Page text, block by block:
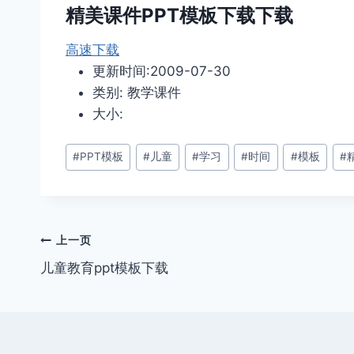
精美课件PPT模板下载下载
高速下载
更新时间:2009-07-30
类别: 教学课件
大小:
文
章
#PPT模板 #儿童 #学习 #时间 #模板 #
文
章
上一页
儿童教育ppt模板下载